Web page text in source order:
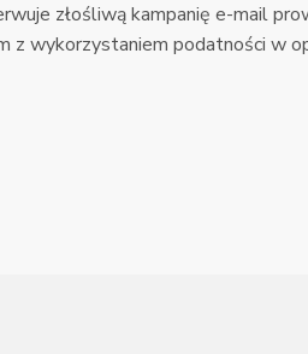
złośliwą kampanię e-mail
z wykorzystaniem podatności w